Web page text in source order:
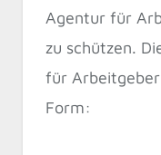
Agentur für
zu schützen.
für
Form: